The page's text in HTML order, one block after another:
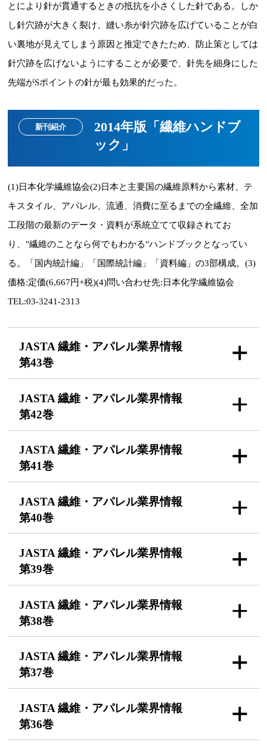
とにより針が貫通するときの抵抗を小さくした針である。しか
し針穴跡が大きく裂け、縫い糸が針穴跡を広げていることが白
い裏地が見えてしまう原因と推定できたため、防止策としては
針穴跡を広げないようにすることが必要で、針先を細身にした
先端がSポイントの針が最も効果的だった。
新刊紹介
2014年版「繊維ハンドブ
ック」
(1)日本化学繊維協会(2)日本と主要国の繊維原料から素材、テ
キスタイル、アパレル、流通、消費に至るまでの全繊維、全加
工段階の最新のデータ・資料が系統立てて収録されてお
り、"繊維のことなら何でもわかる"ハンドブックとなってい
る。「国内統計編」「国際統計編」「資料編」の3部構成。(3)
価格:定価(6,667円+税)(4)問い合わせ先:日本化学繊維協会
TEL:03-3241-2313
JASTA 繊維・アパレル業界情報
第43巻
JASTA 繊維・アパレル業界情報
第42巻
JASTA 繊維・アパレル業界情報
第41巻
JASTA 繊維・アパレル業界情報
第40巻
JASTA 繊維・アパレル業界情報
第39巻
JASTA 繊維・アパレル業界情報
第38巻
JASTA 繊維・アパレル業界情報
第37巻
JASTA 繊維・アパレル業界情報
第36巻